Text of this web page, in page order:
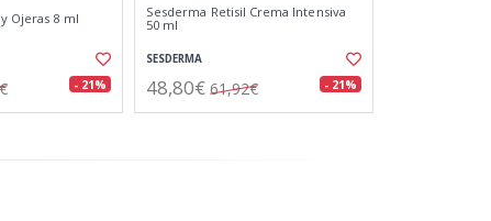
Ojeras 8 ml
- 21%
Sesderma Retisil Crema Intensiva
50 ml
SESDERMA
48,80€ 61,92€ - 21%